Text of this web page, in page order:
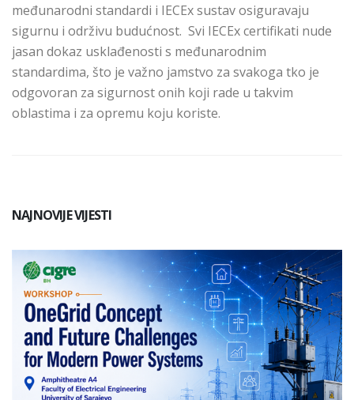
međunarodni standardi i IECEx sustav osiguravaju
sigurnu i održivu budućnost. Svi IECEx certifikati nude
jasan dokaz usklađenosti s međunarodnim
standardima, što je važno jamstvo za svakoga tko je
odgovoran za sigurnost onih koji rade u takvim
oblastima i za opremu koju koriste.
NAJNOVIJE VIJESTI